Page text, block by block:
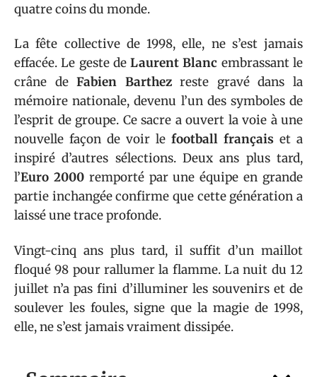
quatre coins du monde.
La fête collective de 1998, elle, ne s’est jamais
effacée. Le geste deLaurent Blanc embrassant le
crâne deFabien Barthezreste gravé dans la
mémoire nationale, devenu l’un des symboles de
l’esprit de groupe. Ce sacre a ouvert la voie à une
nouvelle façon de voir le football français et a
inspiré d’autres sélections. Deux ans plus tard,
l’Euro 2000remporté par une équipe en grande
partie inchangée confirme que cette génération a
laissé une trace profonde.
Vingt-cinq ans plus tard, il suffit d’un maillot
floqué 98 pour rallumer la flamme. La nuit du 12
juillet n’a pas fini d’illuminer les souvenirs et de
soulever les foules, signe que la magie de 1998,
elle, ne s’est jamais vraiment dissipée.